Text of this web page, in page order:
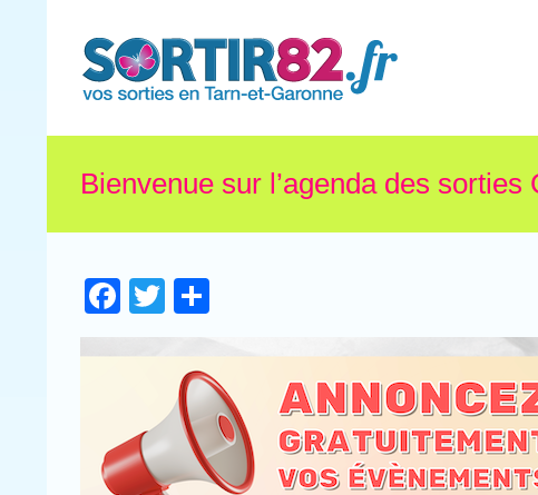
Bienvenue sur l’agenda des
Facebook
Twitter